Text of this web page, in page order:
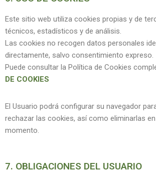
Este sitio web utiliza cookies propias y de
técnicos, estadísticos y de análisis.
Las cookies no recogen datos personales
directamente, salvo consentimiento expreso.
Puede consultar la Política de Cookies
DE COOKIES
El Usuario podrá configurar su navegador
rechazar las cookies, así como eliminarlas
momento.
7. OBLIGACIONES DEL USUARIO